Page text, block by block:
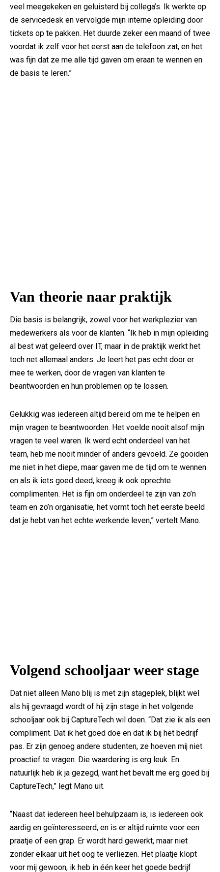
veel meegekeken en geluisterd bij collega’s. Ik werkte op
de servicedesk en vervolgde mijn interne opleiding door
tickets op te pakken. Het duurde zeker een maand of twee
voordat ik zelf voor het eerst aan de telefoon zat, en het
was fijn dat ze me alle tijd gaven om eraan te wennen en
de basis te leren.”
Van theorie naar praktijk
Die basis is belangrijk, zowel voor het werkplezier van
medewerkers als voor de klanten. “Ik heb in mijn opleiding
al best wat geleerd over IT, maar in de praktijk werkt het
toch net allemaal anders. Je leert het pas echt door er
mee te werken, door de vragen van klanten te
beantwoorden en hun problemen op te lossen.
Gelukkig was iedereen altijd bereid om me te helpen en
mijn vragen te beantwoorden. Het voelde nooit alsof mijn
vragen te veel waren. Ik werd echt onderdeel van het
team, heb me nooit minder of anders gevoeld. Ze gooiden
me niet in het diepe, maar gaven me de tijd om te wennen
en als ik iets goed deed, kreeg ik ook oprechte
complimenten. Het is fijn om onderdeel te zijn van zo’n
team en zo’n organisatie, het vormt toch het eerste beeld
dat je hebt van het echte werkende leven,” vertelt Mano.
Volgend schooljaar weer stage
Dat niet alleen Mano blij is met zijn stageplek, blijkt wel
als hij gevraagd wordt of hij zijn stage in het volgende
schooljaar ook bij CaptureTech wil doen. “Dat zie ik als een
compliment. Dat ik het goed doe en dat ik bij het bedrijf
pas. Er zijn genoeg andere studenten, ze hoeven mij niet
proactief te vragen. Die waardering is erg leuk. En
natuurlijk heb ik ja gezegd, want het bevalt me erg goed bij
CaptureTech,” legt Mano uit.
“Naast dat iedereen heel behulpzaam is, is iedereen ook
aardig en geïnteresseerd, en is er altijd ruimte voor een
praatje of een grap. Er wordt hard gewerkt, maar niet
zonder elkaar uit het oog te verliezen. Het plaatje klopt
voor mij gewoon, ik heb in één keer het goede bedrijf